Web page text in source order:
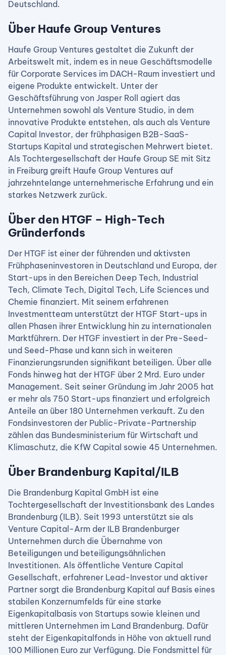
Deutschland.
Über Haufe Group Ventures
Haufe Group Ventures gestaltet die Zukunft der
Arbeitswelt mit, indem es in neue Geschäftsmodelle
für Corporate Services im DACH-Raum investiert und
eigene Produkte entwickelt. Unter der
Geschäftsführung von Jasper Roll agiert das
Unternehmen sowohl als Venture Studio, in dem
innovative Produkte entstehen, als auch als Venture
Capital Investor, der frühphasigen B2B-SaaS-
Startups Kapital und strategischen Mehrwert bietet.
Als Tochtergesellschaft der Haufe Group SE mit Sitz
in Freiburg greift Haufe Group Ventures auf
jahrzehntelange unternehmerische Erfahrung und ein
starkes Netzwerk zurück.
Über den HTGF – High-Tech
Gründerfonds
Der HTGF ist einer der führenden und aktivsten
Frühphaseninvestoren in Deutschland und Europa, der
Start-ups in den Bereichen Deep Tech, Industrial
Tech, Climate Tech, Digital Tech, Life Sciences und
Chemie finanziert. Mit seinem erfahrenen
Investmentteam unterstützt der HTGF Start-ups in
allen Phasen ihrer Entwicklung hin zu internationalen
Marktführern. Der HTGF investiert in der Pre-Seed-
und Seed-Phase und kann sich in weiteren
Finanzierungsrunden signifikant beteiligen. Über alle
Fonds hinweg hat der HTGF über 2 Mrd. Euro under
Management. Seit seiner Gründung im Jahr 2005 hat
er mehr als 750 Start-ups finanziert und erfolgreich
Anteile an über 180 Unternehmen verkauft. Zu den
Fondsinvestoren der Public-Private-Partnership
zählen das Bundesministerium für Wirtschaft und
Klimaschutz, die KfW Capital sowie 45 Unternehmen.
Über Brandenburg Kapital/ILB
Die Brandenburg Kapital GmbH ist eine
Tochtergesellschaft der Investitionsbank des Landes
Brandenburg (ILB). Seit 1993 unterstützt sie als
Venture Capital-Arm der ILB Brandenburger
Unternehmen durch die Übernahme von
Beteiligungen und beteiligungsähnlichen
Investitionen. Als öffentliche Venture Capital
Gesellschaft, erfahrener Lead-Investor und aktiver
Partner sorgt die Brandenburg Kapital auf Basis eines
stabilen Konzernumfelds für eine starke
Eigenkapitalbasis von Startups sowie kleinen und
mittleren Unternehmen im Land Brandenburg. Dafür
steht der Eigenkapitalfonds in Höhe von aktuell rund
100 Millionen Euro zur Verfügung. Die Fondsmittel für